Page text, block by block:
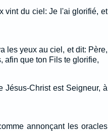
vint du ciel: Je l'ai glorifié, et
les yeux au ciel, et dit: Père,
afin que ton Fils te glorifie,
Jésus-Christ est Seigneur, à
annonçant les oracles